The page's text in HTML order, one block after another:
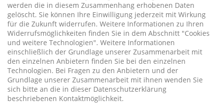
werden die in diesem Zusammenhang erhobenen Daten
gelöscht. Sie können Ihre Einwilligung jederzeit mit Wirkung
für die Zukunft widerrufen. Weitere Informationen zu Ihren
Widerrufsmöglichkeiten finden Sie in dem Abschnitt "Cookies
und weitere Technologien". Weitere Informationen
einschließlich der Grundlage unserer Zusammenarbeit mit
den einzelnen Anbietern finden Sie bei den einzelnen
Technologien. Bei Fragen zu den Anbietern und der
Grundlage unserer Zusammenarbeit mit ihnen wenden Sie
sich bitte an die in dieser Datenschutzerklärung
beschriebenen Kontaktmöglichkeit.